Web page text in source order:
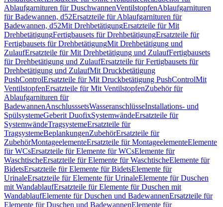
Ablaufgarnituren für DuschwannenVentilstopfenAblaufgarnituren
für Badewannen, d52Ersatzteile für Ablaufgarnituren für
Badewannen, d52Mit DrehbetätigungErsatzteile für Mit
DrehbetätigungFertigbausets für DrehbetätigungErsatzteile für
Fertigbausets für DrehbetätigungMit Drehbetätigung und
ZulaufErsatzteile für Mit Drehbetätigung und ZulaufFertigbausets
für Drehbetätigung und ZulaufErsatzteile für Fertigbausets für
Drehbetätigung und ZulaufMit Druckbetätigung
PushControlErsatzteile für Mit Druckbetätigung PushControlMit
VentilstopfenErsatzteile für Mit VentilstopfenZubehör für
Ablaufgarnituren für
BadewannenAnschlusssetsWasseranschlüsseInstallations- und
SpülsystemeGeberit DuofixSystemwändeErsatzteile für
SystemwändeTragsystemeErsatzteile für
TragsystemeBeplankungenZubehörErsatzteile für
ZubehörMontageelementeErsatzteile für MontageelementeElemente
für WCsErsatzteile für Elemente für WCsElemente für
WaschtischeErsatzteile für Elemente für WaschtischeElemente für
BidetsErsatzteile für Elemente für BidetsElemente für
UrinaleErsatzteile für Elemente für UrinaleElemente für Duschen
mit WandablaufErsatzteile für Elemente für Duschen mit
WandablaufElemente für Duschen und BadewannenErsatzteile für
Elemente für Duschen und BadewannenElemente für